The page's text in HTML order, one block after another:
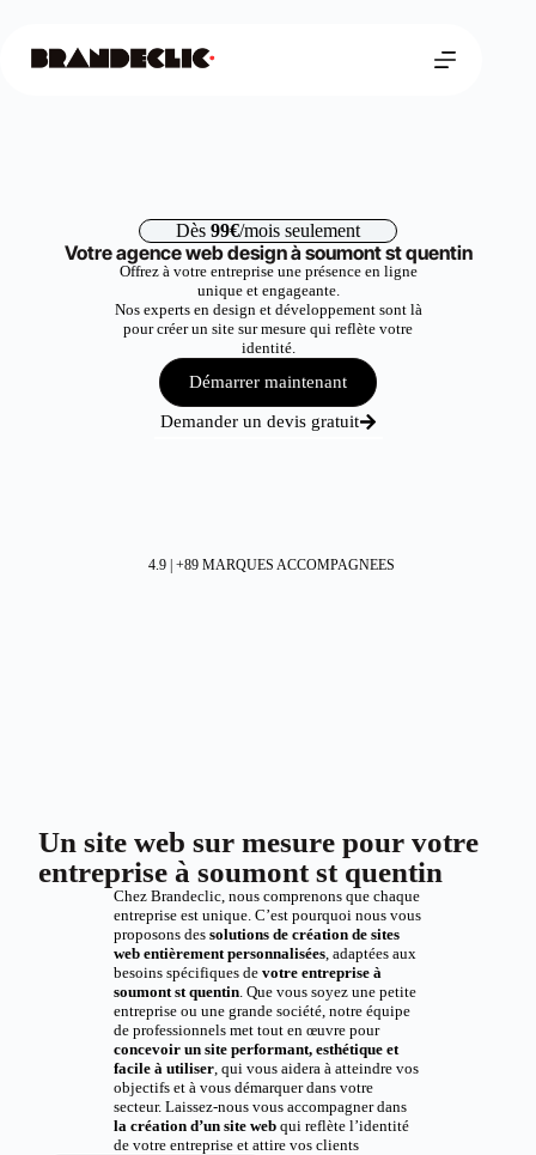
Dès 99€/mois seulement
Votre agence web design à soumont st quentin
Offrez à votre entreprise une présence en ligne
unique et engageante.
Nos experts en design et développement sont là
pour créer un site sur mesure qui reflète votre
identité.
Démarrer maintenant
Demander un devis gratuit
4.9 | +89 MARQUES ACCOMPAGNEES
Un site web sur mesure pour votre
entreprise à soumont st quentin
Chez Brandeclic, nous comprenons que chaque
entreprise est unique. C’est pourquoi nous vous
proposons des solutions de création de sites
web entièrement personnalisées, adaptées aux
besoins spécifiques de votre entreprise à
soumont st quentin. Que vous soyez une petite
entreprise ou une grande société, notre équipe
de professionnels met tout en œuvre pour
concevoir un site performant, esthétique et
facile à utiliser, qui vous aidera à atteindre vos
objectifs et à vous démarquer dans votre
secteur. Laissez-nous vous accompagner dans
la création d’un site webqui reflète l’identité
de votre entreprise et attire vos clients